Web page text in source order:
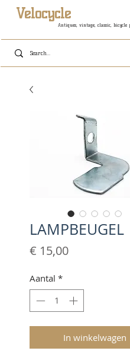
Antiques, vintage, classic, bicycle
Velocycle
LAMPBEUGEL
€ 15,00Prijs
Aantal *
In winkelwagen